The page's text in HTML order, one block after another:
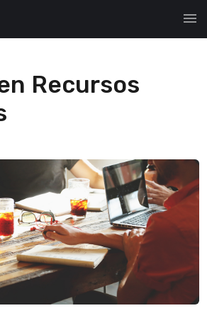
menu
Recursos